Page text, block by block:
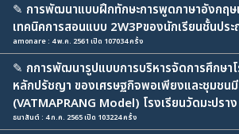
✎ การพัฒนาแบบฝึกทักษะการพูดภาษาอังกฤษ
เทคนิคการสอนแบบ 2W3Pของนักเรียนชั้นปร
amonare : 4 พ.ค. 2561 เปิด 107034 ครั้ง
✎ กการพัฒนารูปแบบการบริหารจัดการศึกษา
หลักปรัชญา ของเศรษฐกิจพอเพียงและชุมชน
(VATMAPRANG Model) โรงเรียนวัดมะปราง
ธนาสันต์ : 4 ก.ค. 2565 เปิด 103224 ครั้ง